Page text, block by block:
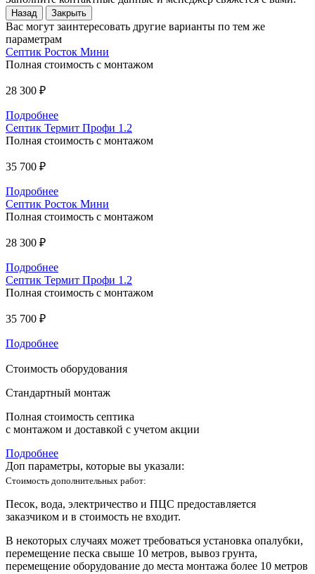
Назад Закрыть
Вас могут заинтересовать другие варианты по тем же
параметрам
Септик Росток Мини
Полная стоимость с монтажом
28 300 ₽
Подробнее
Септик Термит Профи 1.2
Полная стоимость с монтажом
35 700 ₽
Подробнее
Септик Росток Мини
Полная стоимость с монтажом
28 300 ₽
Подробнее
Септик Термит Профи 1.2
Полная стоимость с монтажом
35 700 ₽
Подробнее
Стоимость оборудования
Стандартный монтаж
Полная стоимость септика
с монтажом и доставкой с учетом акции
Подробнее
Доп параметры, которые вы указали:
Стоимость дополнительных работ:
Песок, вода, электричество и ПЦС предоставляется
заказчиком и в стоимость не входит.
В некоторых случаях может требоваться установка опалубки,
перемещение песка свыше 10 метров, вывоз грунта,
перемещение оборудование до места монтажа более 10 метров